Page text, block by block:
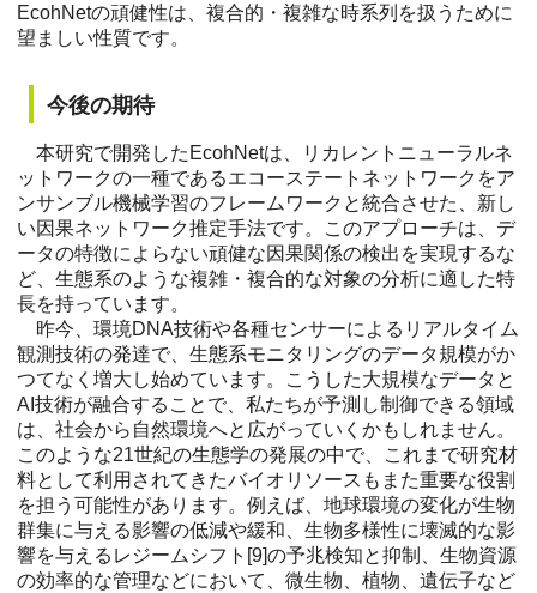
EcohNetの頑健性は、複合的・複雑な時系列を扱うために
望ましい性質です。
今後の期待
本研究で開発したEcohNetは、リカレントニューラルネ
ットワークの一種であるエコーステートネットワークをア
ンサンブル機械学習のフレームワークと統合させた、新し
い因果ネットワーク推定手法です。このアプローチは、デ
ータの特徴によらない頑健な因果関係の検出を実現するな
ど、生態系のような複雑・複合的な対象の分析に適した特
長を持っています。
昨今、環境DNA技術や各種センサーによるリアルタイム
観測技術の発達で、生態系モニタリングのデータ規模がか
つてなく増大し始めています。こうした大規模なデータと
AI技術が融合することで、私たちが予測し制御できる領域
は、社会から自然環境へと広がっていくかもしれません。
このような21世紀の生態学の発展の中で、これまで研究材
料として利用されてきたバイオリソースもまた重要な役割
を担う可能性があります。例えば、地球環境の変化が生物
群集に与える影響の低減や緩和、生物多様性に壊滅的な影
響を与えるレジームシフト[9]の予兆検知と抑制、生物資源
の効率的な管理などにおいて、微生物、植物、遺伝子など